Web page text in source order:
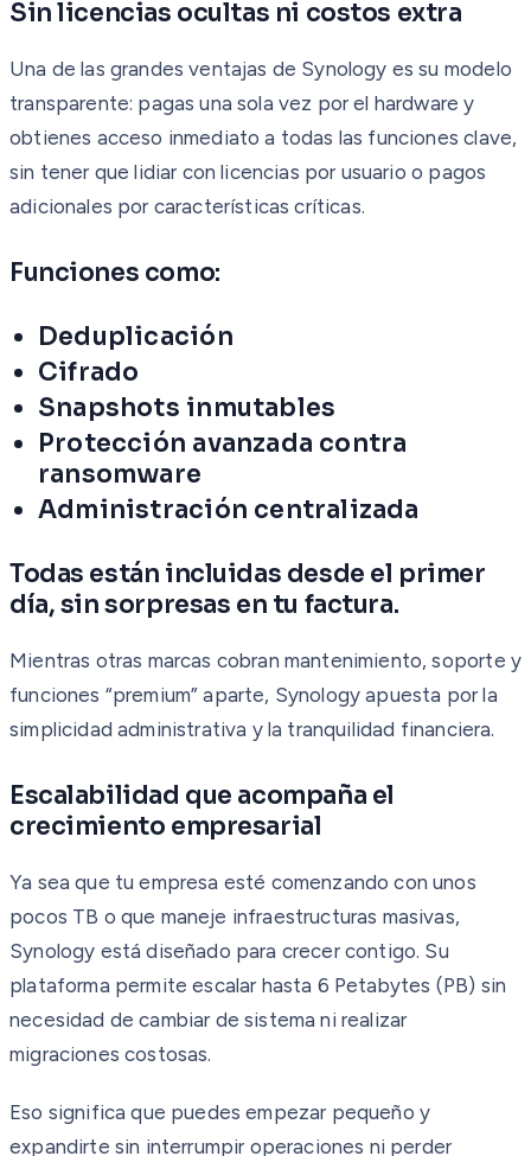
Sin licencias ocultas ni costos extra
Una de las grandes ventajas de Synology es su modelo
transparente: pagas una sola vez por el hardware y
obtienes acceso inmediato a todas las funciones clave,
sin tener que lidiar con licencias por usuario o pagos
adicionales por características críticas.
Funciones como:
Deduplicación
Cifrado
Snapshots inmutables
Protección avanzada contra
ransomware
Administración centralizada
Todas están incluidas desde el primer
día, sin sorpresas en tu factura.
Mientras otras marcas cobran mantenimiento, soporte y
funciones “premium” aparte, Synology apuesta por la
simplicidad administrativa y la tranquilidad financiera.
Escalabilidad que acompaña el
crecimiento empresarial
Ya sea que tu empresa esté comenzando con unos
pocos TB o que maneje infraestructuras masivas,
Synology está diseñado para crecer contigo. Su
plataforma permite escalar hasta 6 Petabytes (PB) sin
necesidad de cambiar de sistema ni realizar
migraciones costosas.
Eso significa que puedes empezar pequeño y
expandirte sin interrumpir operaciones ni perder